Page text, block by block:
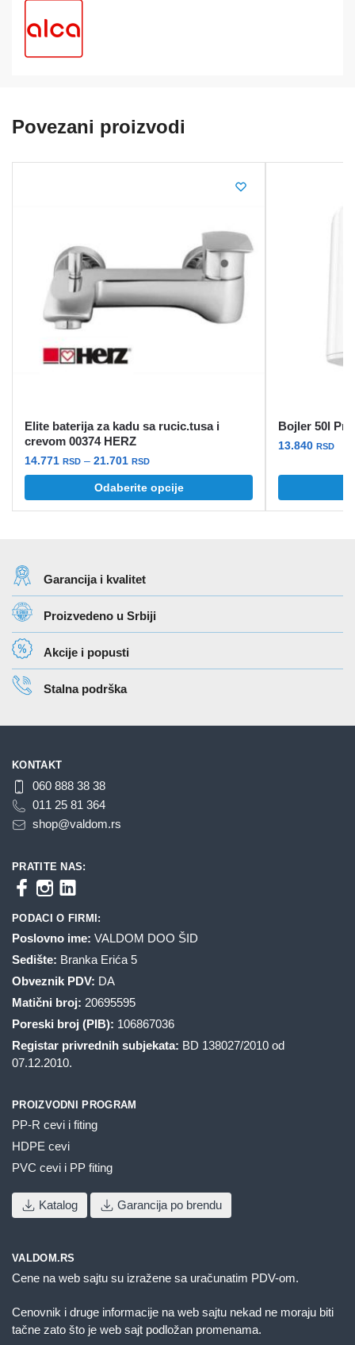
Povezani proizvodi
Elite baterija za kadu sa rucic.tusa i
crevom 00374 HERZ
14.771 RSD – 21.701 RSDRaspon
cena:
od
14.771 rsd
Odaberite opcije
varijanti.
Opcije
mogu
biti
izabrane
na
stranici
proizvoda.
Bojler 50l
13.840 RSD
Garancija i kvalitet
Proizvedeno u Srbiji
Akcije i popusti
Stalna podrška
KONTAKT
060 888 38 38
011 25 81 364
shop@valdom.rs
PRATITE NAS:
PODACI O FIRMI:
Poslovno ime: VALDOM DOO ŠID
Sedište: Branka Erića 5
Obveznik PDV: DA
Matični broj: 20695595
Poreski broj (PIB): 106867036
Registar privrednih subjekata: BD 138027/2010 od
07.12.2010.
PROIZVODNI PROGRAM
PP-R cevi i fiting
HDPE cevi
PVC cevi i PP fiting
Katalog Garancija po brendu
VALDOM.RS
Cene na web sajtu su izražene sa uračunatim PDV-om.
Cenovnik i druge informacije na web sajtu nekad ne moraju biti
tačne zato što je web sajt podložan promenama.